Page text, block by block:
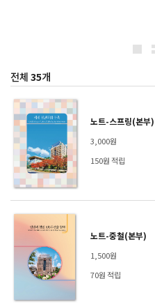
전체35개
노트-스프링(본부)
3,000원
150원 적립
노트-중철(본부)
1,500원
70원 적립